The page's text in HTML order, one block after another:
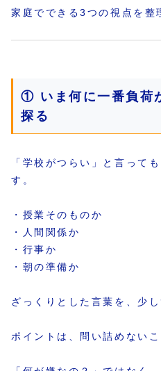
家庭でできる3つの視点を整
① いま何に一番負荷
探る
「学校がつらい」と言って
す。
・授業そのものか
・人間関係か
・行事か
・朝の準備か
ざっくりとした言葉を、少
ポイントは、問い詰めないこ